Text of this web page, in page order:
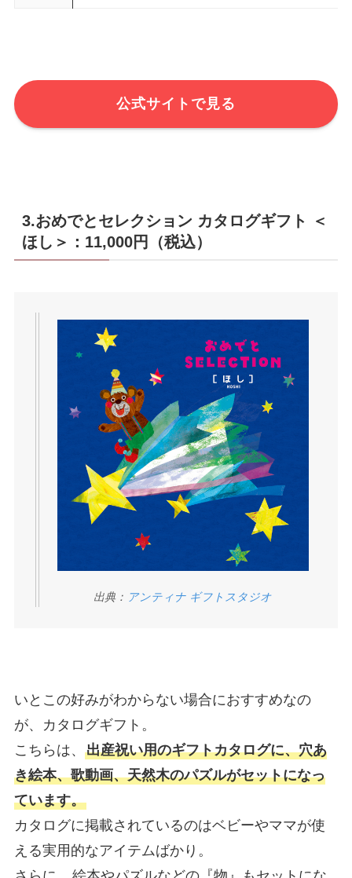
公式サイトで見る
3.おめでとセレクション カタログギフト ＜
ほし＞：11,000円（税込）
出典： アンティナ ギフトスタジオ
いとこの好みがわからない場合におすすめなの
が、カタログギフト。
こちらは、 出産祝い用のギフトカタログに、穴あ
き絵本、歌動画、天然木のパズルがセットになっ
ています。
カタログに掲載されているのはベビーやママが使
える実用的なアイテムばかり。